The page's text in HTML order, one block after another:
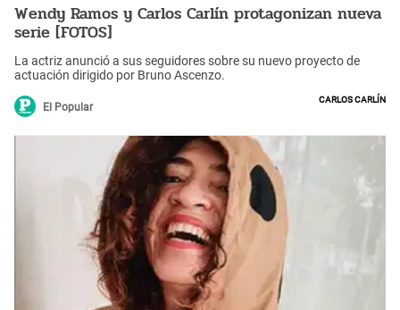
Wendy Ramos y Carlos Carlín protagonizan nueva
serie [FOTOS]
La actriz anunció a sus seguidores sobre su nuevo proyecto de
actuación dirigido por Bruno Ascenzo.
El Popular
Carlos Carlín